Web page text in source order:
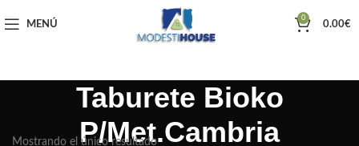
MENÚ
0
0.00€
Taburete Bioko
P/Met.Cambria
Mostrando el único resultado